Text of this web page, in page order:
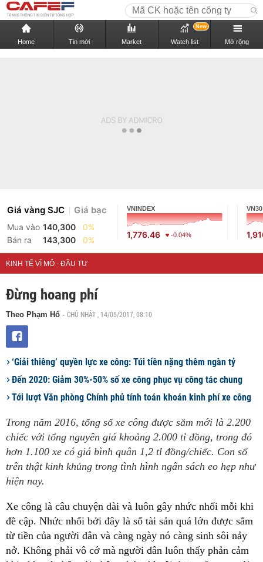
Home Tin mới Market Watch list
New
Mở rộng
Giá vàng SJC Giá bạc
Mua vào 140,300
0%
Bán ra
143,300 0%
VNINDEX
1,776.46 -0.04%
VN30
KINH TẾ VĨ MÔ - ĐẦU TƯ
Đừng hoang phí
Theo Phạm Hổ - CHỦ NHẬT , 14/05/2017, 08:10
‘Giải thiêng’ quyền lực xe công: Túi tiền nặng thêm ngàn tỷ
Đến 2020: Giảm 30%-50% số xe công phục vụ công tác chung
Tới lượt Văn phòng Chính phủ tính toán khoán kinh phí xe công
Trong năm 2016, tổng số xe công được sắm mới là 2.200
chiếc với tổng nguyên giá khoảng 2.000 tỉ đồng, trong đó
hơn 1.100 xe có giá bình quân 1,2 tỉ đồng/chiếc. Con số
trên thật kinh khủng trong tình hình ngân sách eo hẹp như
hiện nay.
Xe công là câu chuyện dài và luôn gây nhức nhối mỗi khi
đề cập. Nhức nhối bởi đây là số tài sản quá lớn được sắm
từ tiền của người dân và càng ngày nó càng sinh sôi nảy
nở. Không phải vô cớ mà người dân luôn thấy phản cảm